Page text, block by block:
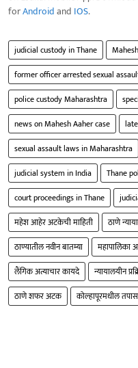
forAndroidand IOS.
judicial custody in Thane
former officer arrested sexual
police custody Maharashtra
news on Mahesh Aaher case
sexual assault laws in Maharashtra
judicial system in India
Thane
court proceedings in Thane
महेश आहेर अटकेची माहिती
ठाणे
ठाण्यातील नवीन बातम्या
महापालिका
लैंगिक अत्याचार कायदे
न्यायालयीन
ठाणे शफर अटक
कोल्हापूरमधील तपास